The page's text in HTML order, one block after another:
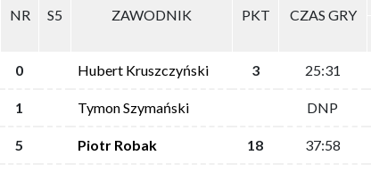
NR S5 ZAWODNIK PKT CZAS GRY
0 Hubert Kruszczyński 3 25:31
1 Tymon Szymański DNP
5 Piotr Robak 18 37:58